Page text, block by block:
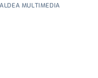
MULTIMEDIA